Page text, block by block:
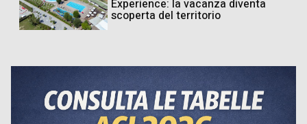
Experience: la vacanza diventa
scoperta del territorio